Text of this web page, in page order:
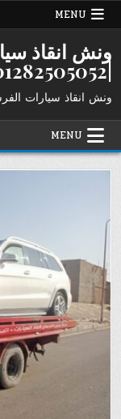
Skip
MENU
ونش انقاذ
|01282505052
ونش انقاذ سيارات الفرسان
MENU